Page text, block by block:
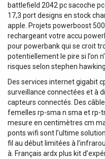
battlefield 2042 pc sacoche
17,3 port designs en stock
apple. Projets powerboost
rechargeant votre accu
pour powerbank qui se croit
potentiellement le pire si l’on
risques selon stephen
Des services internet gigabit
surveillance connectées et à
capteurs connectés. Des
femelles rp-sma n sma et rp-
mesure en centimètres cm
ponts wifi sont l’ultime
fil au début limitées à
à. Français ardx plus kit